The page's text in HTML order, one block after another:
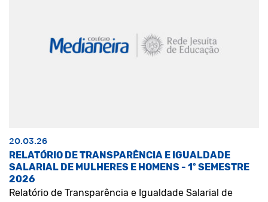
20.03.26
RELATÓRIO DE TRANSPARÊNCIA E IGUALDADE
SALARIAL DE MULHERES E HOMENS - 1º SEMESTRE
2026
Relatório de Transparência e Igualdade Salarial de